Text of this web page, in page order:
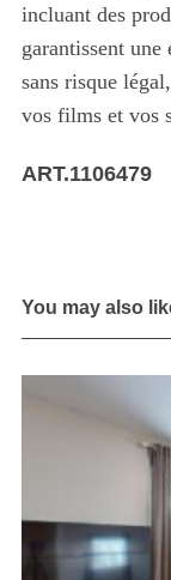
incluant des
garantissent une
sans risque
vos films et vos
ART.1106479
You may also